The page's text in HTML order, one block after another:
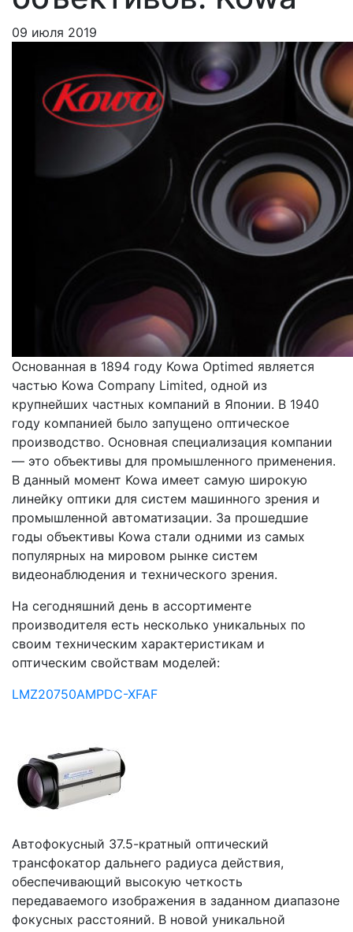
09 июля 2019
Основанная в 1894 году Kowa Optimed является
частью Kowa Company Limited, одной из
крупнейших частных компаний в Японии. В 1940
году компанией было запущено оптическое
производство. Основная специализация компании
— это объективы для промышленного применения.
В данный момент Kowa имеет самую широкую
линейку оптики для систем машинного зрения и
промышленной автоматизации. За прошедшие
годы объективы Kowa стали одними из самых
популярных на мировом рынке систем
видеонаблюдения и технического зрения.
На сегодняшний день в ассортименте
производителя есть несколько уникальных по
своим техническим характеристикам и
оптическим свойствам моделей:
LMZ20750AMPDC-XFAF
Автофокусный 37.5-кратный оптический
трансфокатор дальнего радиуса действия,
обеспечивающий высокую четкость
передаваемого изображения в заданном диапазоне
фокусных расстояний. В новой уникальной